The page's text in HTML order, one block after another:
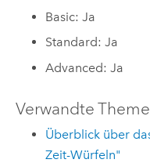
Basic: Ja
Standard: Ja
Advanced: Ja
Verwandte
Überblick über
Zeit-Würfeln"